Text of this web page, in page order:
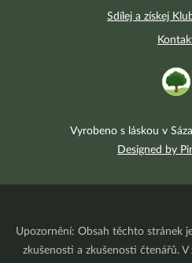
Sdílej a získej
Vyrobeno s láskou v
Designed by
Upozornění: Obsah těchto stránek
zkušenosti a zkušenosti čtenářů.